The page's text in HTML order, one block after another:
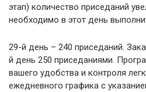
этап) количество приседаний
необходимо в этот день
29-й день – 240 приседаний.
й день 250 приседаниями.
вашего удобства и контроля
ежедневного графика с